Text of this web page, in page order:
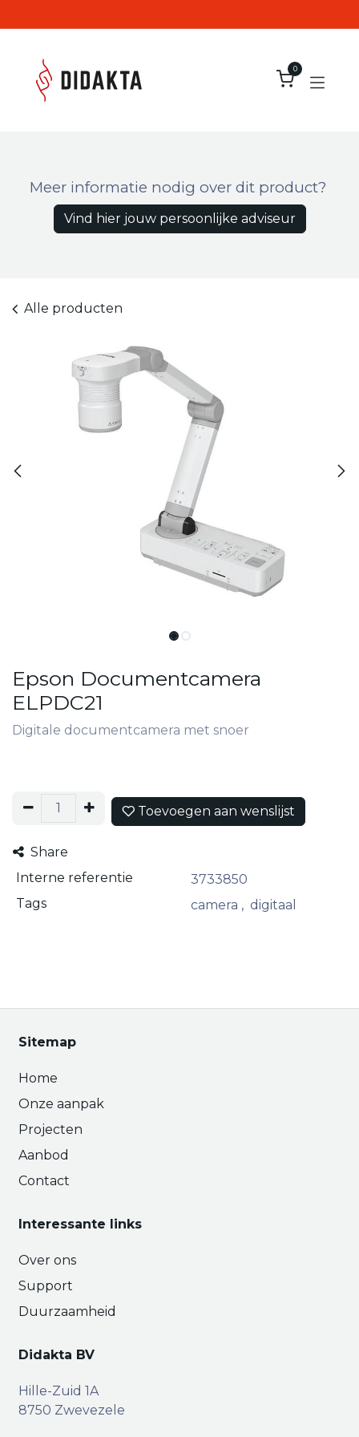
0
Meer informatie nodig over dit product?
Vind hier jouw persoonlijke adviseur
Alle producten
Epson Documentcamera
ELPDC21
Digitale documentcamera met snoer
Toevoegen aan wenslijst
Share
Interne referentie
3733850
Tags
camera , digitaal
Sitemap
Home
Onze aanpak
Projecten
Aanbod
Contact
Interessante links
Over ons
Support
Duurzaamheid
Didakta BV
Hille-Zuid 1A
8750 Zwevezele